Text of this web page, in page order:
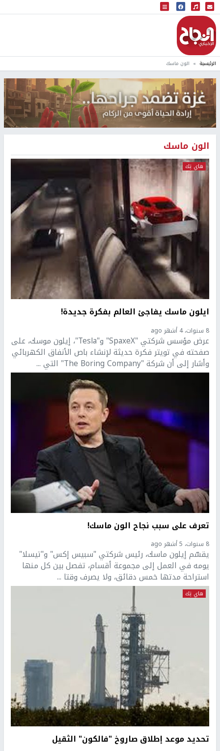
البث المباشر
إذاعة النجاح
الرئيسية الون ماسك
الون ماسك
هاي تِك
ايلون ماسك يفاجئ العالم بفكرة جديدة!
8 سنوات، 4 أشهر ago
عرض مؤسس شركتي "SpaxeX" و"Tesla"، إيلون موسك، على
صفحته في تويتر فكرة حديثة لإنشاء باص الأنفاق الكهربائي
وأشار إلى أن شركة "The Boring Company" التي ...
تعرف على سبب نجاح الون ماسك!
8 سنوات، 5 أشهر ago
يقسّم إيلون ماسك، رئيس شركتي "سبيس إكس" و"تيسلا"
يومه في العمل إلى مجموعة أقسام، تفصل بين كل منها
استراحة مدتها خمس دقائق، ولا يصرف وقتا ...
هاي تِك
تحديد موعد إطلاق صاروخ "فالكون" الثقيل